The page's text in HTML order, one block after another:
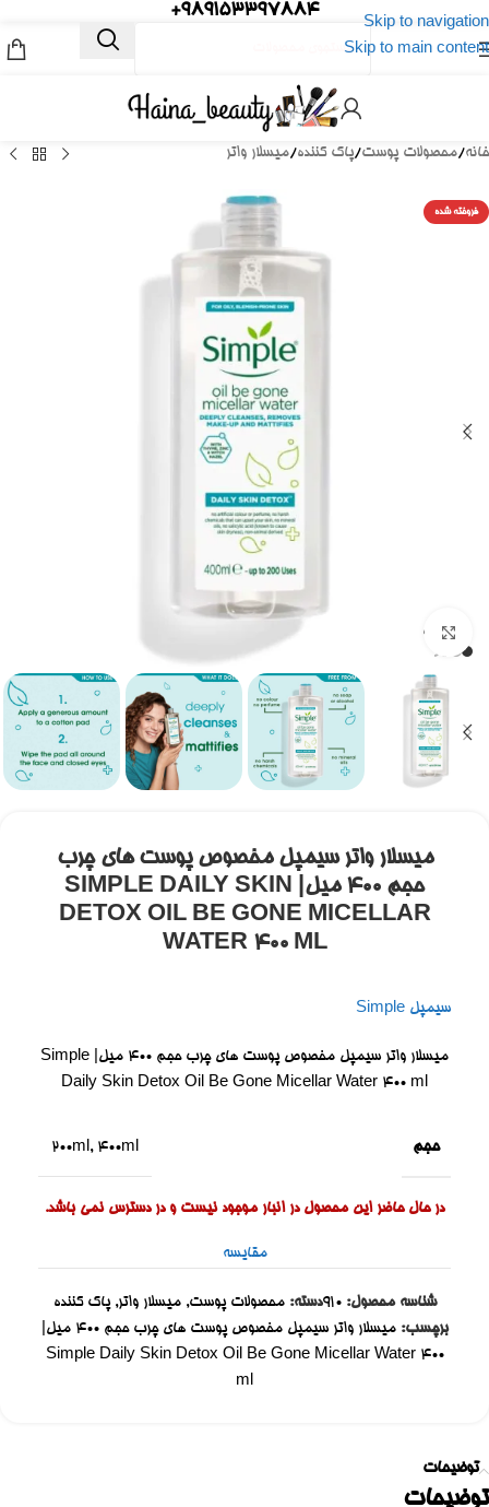
Skip to navigation
Skip to main content
989153397884+
خانه/محصولات پوست/پاک کننده/میسلار واتر
فروخته شده
برای بزرگنمایی کلیک کنید
میسلار واتر سیمپل مخصوص پوست های چرب
حجم 400 میل| SIMPLE DAILY SKIN
DETOX OIL BE GONE MICELLAR
WATER 400 ML
سیمپل Simple
میسلار واتر سیمپل مخصوص پوست های چرب حجم 400 میل| Simple
Daily Skin Detox Oil Be Gone Micellar Water 400 ml
حجم 200ml, 400ml
در حال حاضر این محصول در انبار موجود نیست و در دسترس نمی باشد.
مقایسه
شناسه محصول:910دسته: محصولات پوست, میسلار واتر, پاک کننده
برچسب:
میسلار واتر سیمپل مخصوص پوست های چرب حجم 400 میل|
Simple Daily Skin Detox Oil Be Gone Micellar Water 400
ml
توضیحات
توضیحات